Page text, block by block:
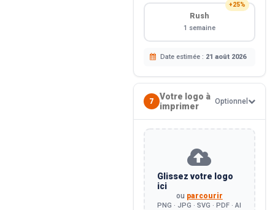
+25%
Rush
1 semaine
Date estimée : 21 août 2026
7
Votre logo à
imprimer
Optionnel
Glissez votre logo
ici
ou parcourir
PNG · JPG · SVG · PDF · AI